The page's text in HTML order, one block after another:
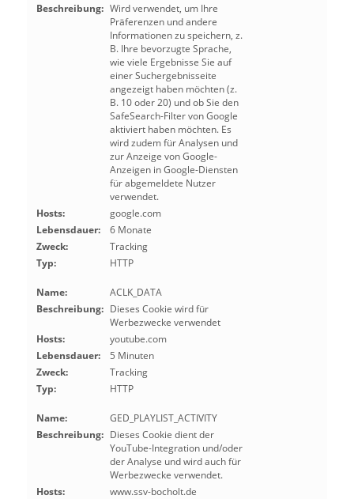
Beschreibung: Wird verwendet, um Ihre
Präferenzen und andere
Informationen zu speichern, z.
B. Ihre bevorzugte Sprache,
wie viele Ergebnisse Sie auf
einer Suchergebnisseite
angezeigt haben möchten (z.
B. 10 oder 20) und ob Sie den
SafeSearch-Filter von Google
aktiviert haben möchten. Es
wird zudem für Analysen und
zur Anzeige von Google-
Anzeigen in Google-Diensten
für abgemeldete Nutzer
verwendet.
Hosts:
google.com
Lebensdauer:
6 Monate
Zweck:
Tracking
Typ:
HTTP
Name:
ACLK_DATA
Beschreibung: Dieses Cookie wird für
Werbezwecke verwendet
Hosts:
youtube.com
Lebensdauer:
5 Minuten
Zweck:
Tracking
Typ:
HTTP
Name:
GED_PLAYLIST_ACTIVITY
Beschreibung: Dieses Cookie dient der
YouTube-Integration und/oder
der Analyse und wird auch für
Werbezwecke verwendet.
Hosts:
www.ssv-bocholt.de